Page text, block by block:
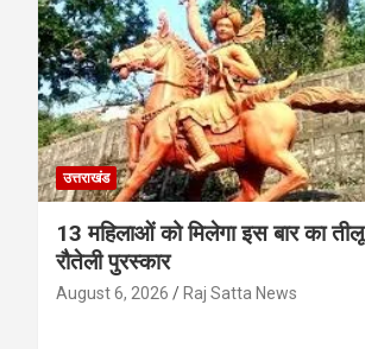
उत्तराखंड
13 महिलाओं को मिलेगा इस बार का तीलू
रौतेली पुरस्कार
August 6, 2026 Raj Satta News